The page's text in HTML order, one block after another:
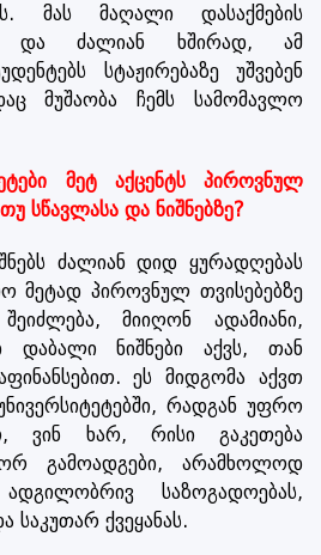
მას მაღალი დასაქმების
და ძალიან ხშირად, ამ
სტაჟირებაზე უშვებენ
მუშაობა ჩემს სამომავლო
მეტ აქცენტს პიროვნულ
სწავლასა და ნიშნებზე?
ძალიან დიდ ყურადღებას
მეტად პიროვნულ თვისებებზე
მიიღონ ადამიანი,
დაბალი ნიშნები აქვს, თან
ეს მიდგომა აქვთ
რადგან უფრო
ვინ ხარ, რისი გაკეთება
გამოადგები, არამხოლოდ
საზოგადოებას,
ქვეყანას.